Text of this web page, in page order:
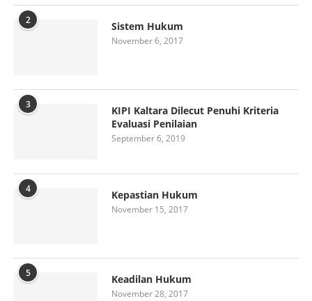
2 Sistem Hukum
November 6, 2017
3
KIPI Kaltara Dilecut Penuhi Kriteria
Evaluasi Penilaian
September 6, 2019
4 Kepastian Hukum
November 15, 2017
5 Keadilan Hukum
November 28, 2017